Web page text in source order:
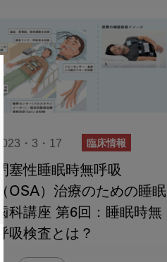
2023・3・17 臨床情報
閉塞性睡眠時無呼吸
（OSA）治療のための睡眠
歯科講座 第6回：睡眠時無
呼吸検査とは？